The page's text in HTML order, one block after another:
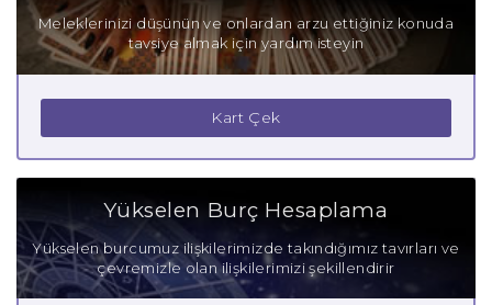
Meleklerinizi düşünün ve onlardan arzu ettiğiniz konuda
tavsiye almak için yardım isteyin
Kart Çek
Yükselen Burç Hesaplama
Yükselen burcumuz ilişkilerimizde takındığımız tavırları ve
çevremizle olan ilişkilerimizi şekillendirir